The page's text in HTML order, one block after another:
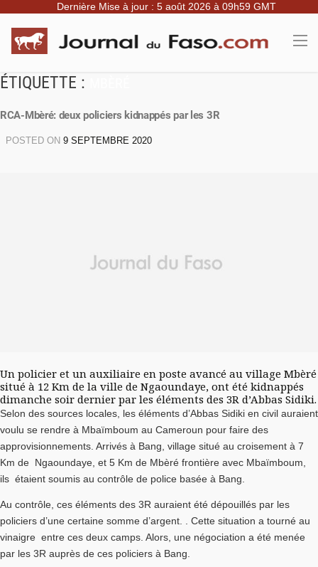
Dernière Mise à jour : 5 août 2026 à 09h59 GMT
ÉTIQUETTE :
RCA-Mbèré: deux policiers kidnappés par les 3R
POSTED ON 9 SEPTEMBRE 2020
Un policier et un auxiliaire en poste avancé au village Mbèré
situé à 12 Km de la ville de Ngaoundaye, ont été kidnappés
dimanche soir dernier par les éléments des 3R d’Abbas Sidiki.
Selon des sources locales, les éléments d’Abbas Sidiki en civil auraient
voulu se rendre à Mbaïmboum au Cameroun pour faire des
approvisionnements. Arrivés à Bang, village situé au croisement à 7
Km de Ngaoundaye, et 5 Km de Mbèré frontière avec Mbaïmboum,
ils étaient soumis au contrôle de police basée à Bang.
Au contrôle, ces éléments des 3R auraient été dépouillés par les
policiers d’une certaine somme d’argent. . Cette situation a tourné au
vinaigre entre ces deux camps. Alors, une négociation a été menée
par les 3R auprès de ces policiers à Bang.